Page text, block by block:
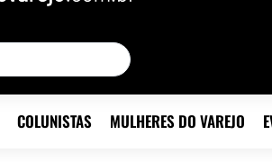
COLUNISTAS MULHERES DO VAREJO